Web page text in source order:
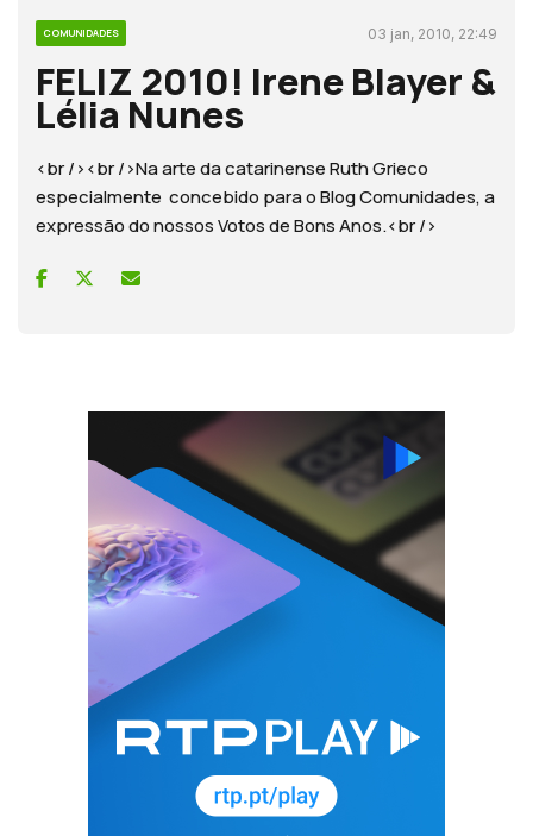
COMUNIDADES 03 jan, 2010, 22:49
FELIZ 2010! Irene Blayer &
Lélia Nunes
<br /><br />Na arte da catarinense Ruth Grieco
especialmente concebido para o Blog Comunidades, a
expressão do nossos Votos de Bons Anos.<br />